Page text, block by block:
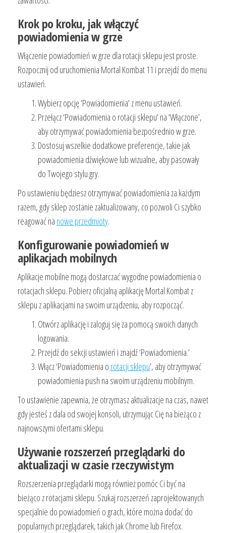
Krok po kroku, jak włączyć
powiadomienia w grze
Włączenie powiadomień w grze dla rotacji sklepu jest proste.
Rozpocznij od uruchomienia Mortal Kombat 11 i przejdź do menu
ustawień.
Wybierz opcję ‘Powiadomienia’ z menu ustawień.
Przełącz ‘Powiadomienia o rotacji sklepu’ na ‘Włączone’,
aby otrzymywać powiadomienia bezpośrednio w grze.
Dostosuj wszelkie dodatkowe preferencje, takie jak
powiadomienia dźwiękowe lub wizualne, aby pasowały
do Twojego stylu gry.
Po ustawieniu będziesz otrzymywać powiadomienia za każdym
razem, gdy sklep zostanie zaktualizowany, co pozwoli Ci szybko
reagować na nowe przedmioty.
Konfigurowanie powiadomień w
aplikacjach mobilnych
Aplikacje mobilne mogą dostarczać wygodne powiadomienia o
rotacjach sklepu. Pobierz oficjalną aplikację Mortal Kombat z
sklepu z aplikacjami na swoim urządzeniu, aby rozpocząć.
Otwórz aplikację i zaloguj się za pomocą swoich danych
logowania.
Przejdź do sekcji ustawień i znajdź ‘Powiadomienia.’
Włącz ‘Powiadomienia o rotacji sklepu’, aby otrzymywać
powiadomienia push na swoim urządzeniu mobilnym.
To ustawienie zapewnia, że otrzymasz aktualizacje na czas, nawet
gdy jesteś z dala od swojej konsoli, utrzymując Cię na bieżąco z
najnowszymi ofertami sklepu.
Używanie rozszerzeń przeglądarki do
aktualizacji w czasie rzeczywistym
Rozszerzenia przeglądarki mogą również pomóc Ci być na
bieżąco z rotacjami sklepu. Szukaj rozszerzeń zaprojektowanych
specjalnie do powiadomień o grach, które można dodać do
popularnych przeglądarek, takich jak Chrome lub Firefox.